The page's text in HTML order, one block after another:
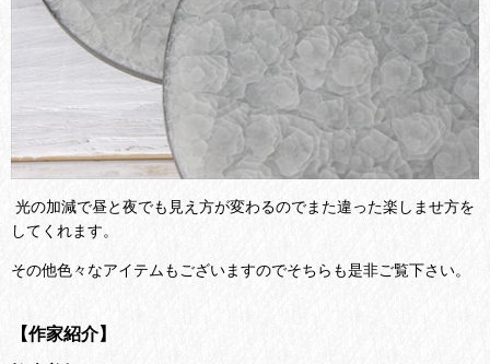
光の加減で昼と夜でも見え方が変わるのでまた違った楽しませ方を
してくれます。
その他色々なアイテムもございますのでそちらも是非ご覧下さい。
【作家紹介】